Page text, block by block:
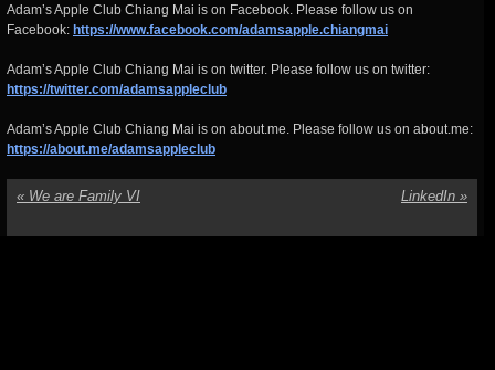
Adam’s Apple Club Chiang Mai is on Facebook. Please follow us on
Facebook: https://www.facebook.com/adamsapple.chiangmai
Adam’s Apple Club Chiang Mai is on twitter. Please follow us on twitter:
https://twitter.com/adamsappleclub
Adam’s Apple Club Chiang Mai is on about.me. Please follow us on about.me:
https://about.me/adamsappleclub
« We are Family VI LinkedIn »